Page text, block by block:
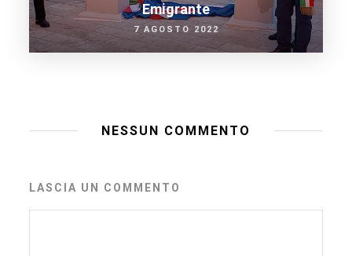
Emigrante
7 AGOSTO 2022
NESSUN COMMENTO
LASCIA UN COMMENTO